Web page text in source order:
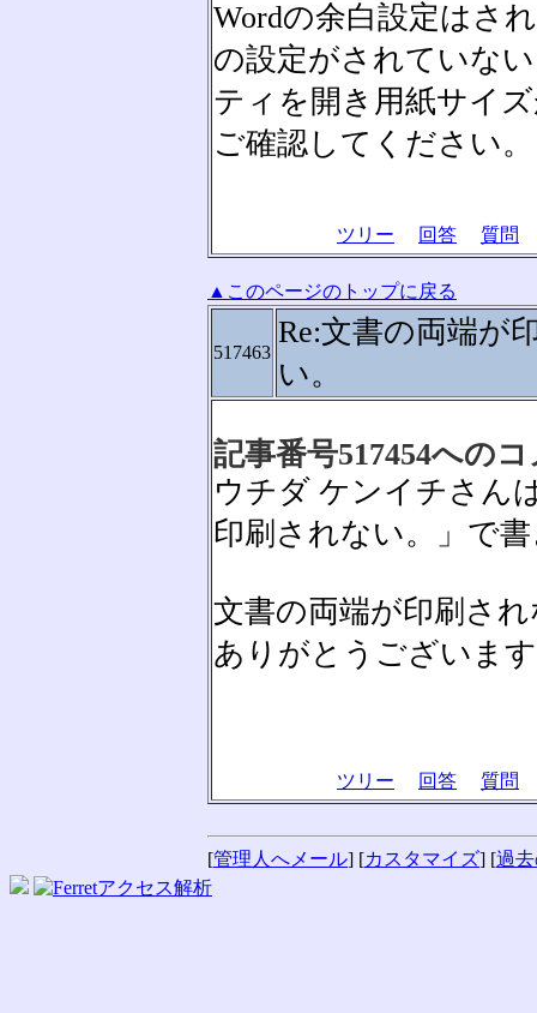
Wordの余白設定はさ
の設定がされていな
ティを開き用紙サイ
ご確認してください。
ツリー 回答 質問
▲このページのトップに戻る
517463
Re:文書の両端が
い。
記事番号517454への
ウチダ ケンイチさん
印刷されない。」で
文書の両端が印刷さ
ありがとうございま
ツリー 回答 質問
[管理人へメール] [カスタマイズ] [過